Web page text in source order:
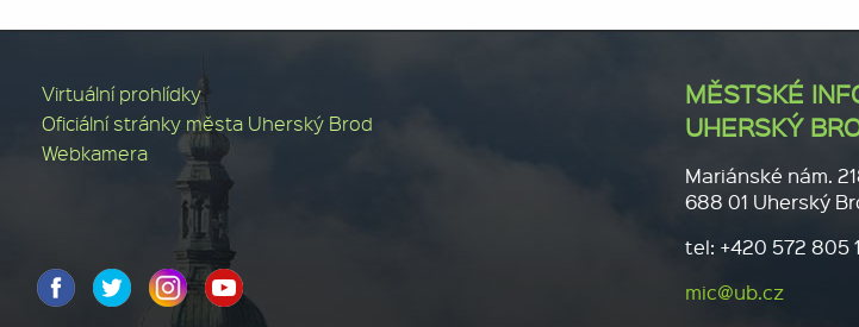
Virtuální prohlídky
Oficiální stránky města Uherský Brod
Webkamera
MĚSTSKÉ
UHERSKÝ
Mariánské nám.
688 01 Uherský
tel: +420 572 805
mic@ub.cz